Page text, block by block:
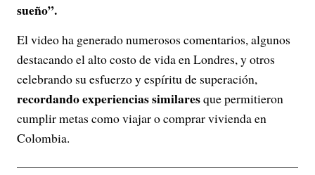
sueño”.
El video ha generado numerosos comentarios, algunos
destacando el alto costo de vida en Londres, y otros
celebrando su esfuerzo y espíritu de superación,
recordando experiencias similaresque permitieron
cumplir metas como viajar o comprar vivienda en
Colombia.